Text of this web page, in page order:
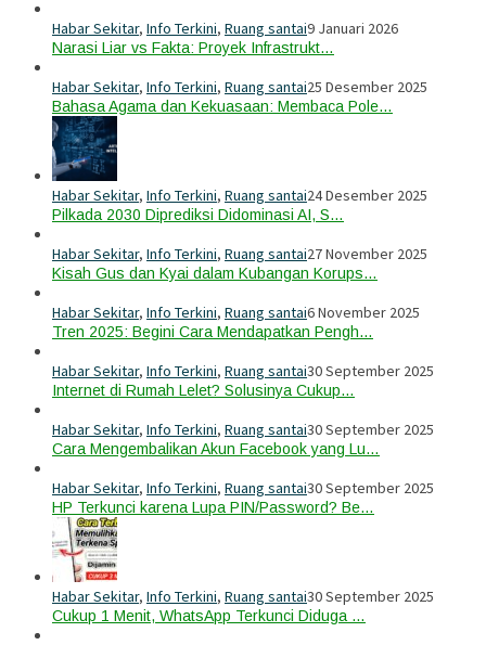
Habar Sekitar, Info Terkini, Ruang santai9 Januari 2026
Narasi Liar vs Fakta: Proyek Infrastrukt…
Habar Sekitar, Info Terkini, Ruang santai25 Desember 2025
Bahasa Agama dan Kekuasaan: Membaca Pole…
Habar Sekitar, Info Terkini, Ruang santai24 Desember 2025
Pilkada 2030 Diprediksi Didominasi AI, S…
Habar Sekitar, Info Terkini, Ruang santai27 November 2025
Kisah Gus dan Kyai dalam Kubangan Korups…
Habar Sekitar, Info Terkini, Ruang santai6 November 2025
Tren 2025: Begini Cara Mendapatkan Pengh…
Habar Sekitar, Info Terkini, Ruang santai30 September 2025
Internet di Rumah Lelet? Solusinya Cukup…
Habar Sekitar, Info Terkini, Ruang santai30 September 2025
Cara Mengembalikan Akun Facebook yang Lu…
Habar Sekitar, Info Terkini, Ruang santai30 September 2025
HP Terkunci karena Lupa PIN/Password? Be…
Habar Sekitar, Info Terkini, Ruang santai30 September 2025
Cukup 1 Menit, WhatsApp Terkunci Diduga …